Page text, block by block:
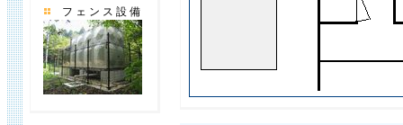
フ ェ ン ス 設 備